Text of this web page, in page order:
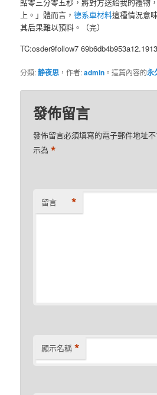
上。」體而言，德系車材料這種情況意
其后果難以預料。（完）
TC:osder9follow7
分類:静夜思 ，作者:admin 。這篇內容的永
發佈留言
發佈留言必須填寫的電子郵件地址不
示為*
留言 *
顯示名稱 *